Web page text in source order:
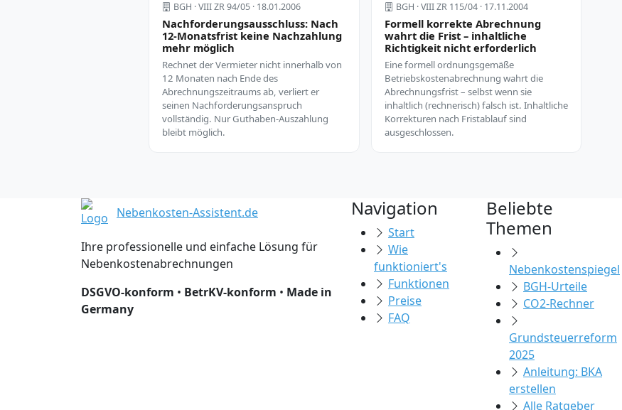
BGH · VIII ZR 94/05 · 18.01.2006
Nachforderungsausschluss: Nach
12-Monatsfrist keine Nachzahlung
mehr möglich
Rechnet der Vermieter nicht innerhalb von
12 Monaten nach Ende des
Abrechnungszeitraums ab, verliert er
seinen Nachforderungsanspruch
vollständig. Nur Guthaben-Auszahlung
bleibt möglich.
BGH · VIII ZR 115/04 · 17.11.2004
Formell korrekte Abrechnung
wahrt die Frist – inhaltliche
Richtigkeit nicht erforderlich
Eine formell ordnungsgemäße
Betriebskostenabrechnung wahrt die
Abrechnungsfrist – selbst wenn sie
inhaltlich (rechnerisch) falsch ist. Inhaltliche
Korrekturen nach Fristablauf sind
ausgeschlossen.
Nebenkosten-Assistent.de
Ihre professionelle und einfache Lösung für
Nebenkostenabrechnungen
DSGVO-konform • BetrKV-konform • Made in
Germany
Navigation
Start
Wie
funktioniert's
Funktionen
Preise
FAQ
Beliebte
Themen
Nebenkostenspiegel
BGH-Urteile
CO2-Rechner
Grundsteuerreform
2025
Anleitung: BKA
erstellen
Alle Ratgeber